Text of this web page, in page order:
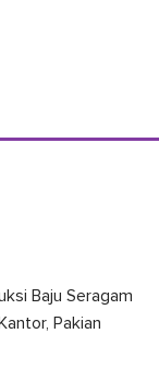
Baju Seragam
Pakian